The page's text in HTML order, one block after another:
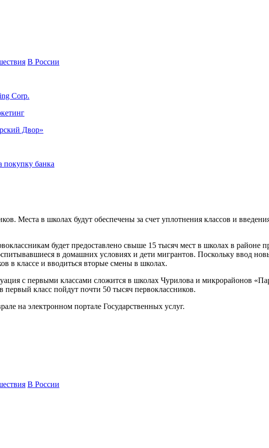
В России
Corp.
Двор»
покупку банка
Места в школах будут обеспечены за счет уплотнения классов и
будет предоставлено свыше 15 тысяч мест в школах в районе
в домашних условиях и дети мигрантов. Поскольку ввод
в классе и вводиться вторые смены в школах.
с первыми классами сложится в школах Чурилова и микрорайонов
первый класс пойдут почти 50 тысяч первоклассников.
на электронном портале Государственных услуг.
В России